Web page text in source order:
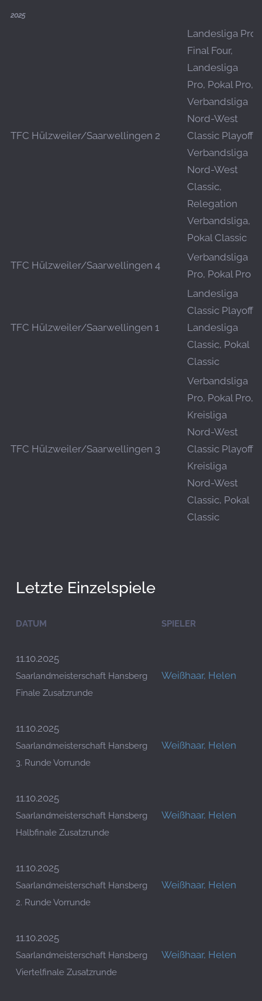
2025
TFC Hülzweiler/Saarwellingen 2
Landesliga Pro
Final Four,
Landesliga
Pro, Pokal Pro,
Verbandsliga
Nord-West
Classic Playoff,
Verbandsliga
Nord-West
Classic,
Relegation
Verbandsliga,
Pokal Classic
TFC Hülzweiler/Saarwellingen 4
Verbandsliga
Pro, Pokal Pro
TFC Hülzweiler/Saarwellingen 1
Landesliga
Classic Playoff,
Landesliga
Classic, Pokal
Classic
TFC Hülzweiler/Saarwellingen 3
Verbandsliga
Pro, Pokal Pro,
Kreisliga
Nord-West
Classic Playoff,
Kreisliga
Nord-West
Classic, Pokal
Classic
Letzte Einzelspiele
DATUM SPIELER
11.10.2025
Saarlandmeisterschaft Hansberg
Finale Zusatzrunde
Weißhaar, Helen
11.10.2025
Saarlandmeisterschaft Hansberg
3. Runde Vorrunde
Weißhaar, Helen
11.10.2025
Saarlandmeisterschaft Hansberg
Halbfinale Zusatzrunde
Weißhaar, Helen
11.10.2025
Saarlandmeisterschaft Hansberg
2. Runde Vorrunde
Weißhaar, Helen
11.10.2025
Saarlandmeisterschaft Hansberg
Viertelfinale Zusatzrunde
Weißhaar, Helen